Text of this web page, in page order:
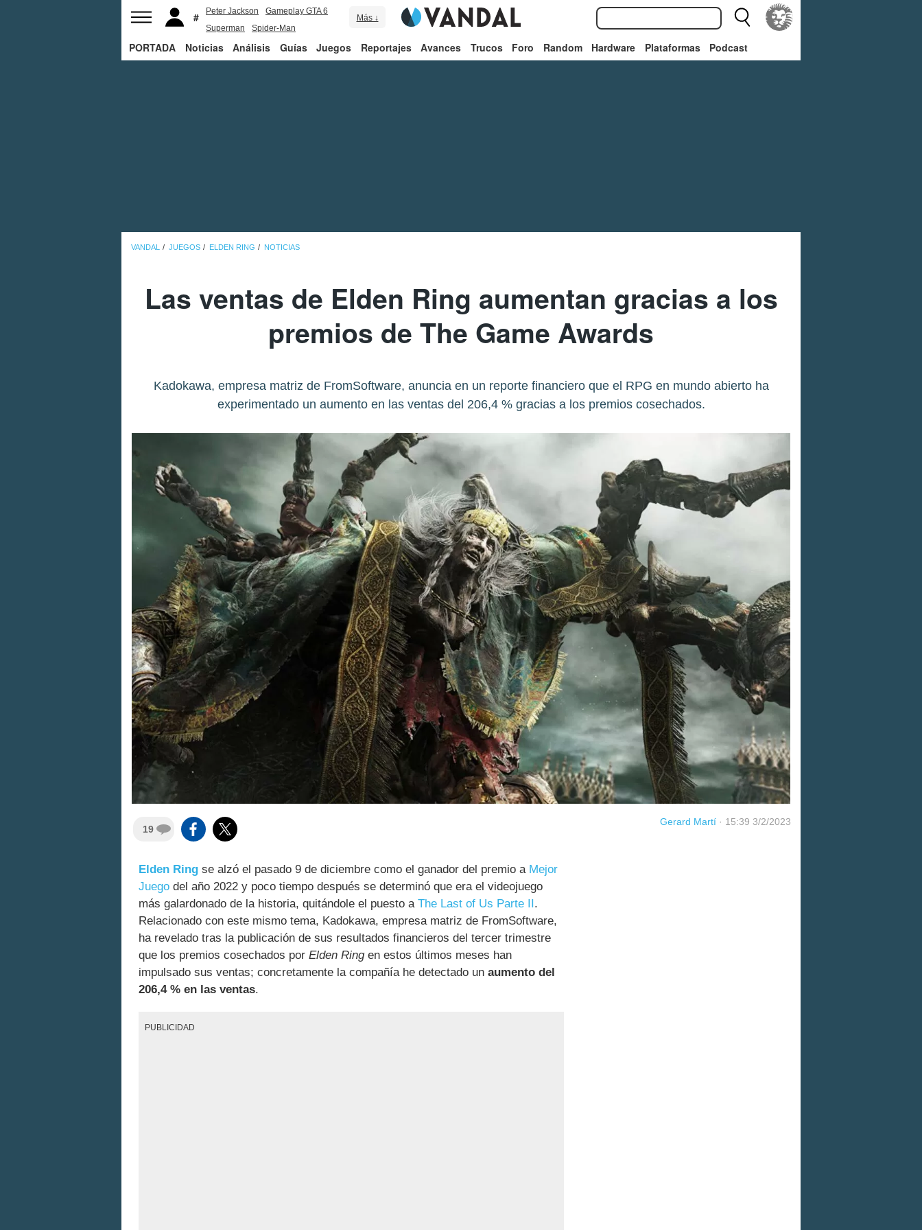
Peter Jackson
Gameplay GTA 6
Superman
Spider-Man
Más ↓
PORTADA Noticias Análisis Guías Juegos Reportajes Avances Trucos Foro Random Hardware Plataformas Podcast
VANDAL JUEGOS ELDEN RING NOTICIAS
Las ventas de Elden Ring aumentan gracias a los
premios de The Game Awards
Kadokawa, empresa matriz de FromSoftware, anuncia en un reporte financiero que el RPG en mundo abierto ha
experimentado un aumento en las ventas del 206,4 % gracias a los premios cosechados.
19
Gerard Martí · 15:39 3/2/2023
Elden Ring se alzó el pasado 9 de diciembre como el ganador del premio a Mejor
Juego del año 2022 y poco tiempo después se determinó que era el videojuego
más galardonado de la historia, quitándole el puesto a The Last of Us Parte II .
Relacionado con este mismo tema, Kadokawa, empresa matriz de FromSoftware,
ha revelado tras la publicación de sus resultados financieros del tercer trimestre
que los premios cosechados por Elden Ringen estos últimos meses han
impulsado sus ventas; concretamente la compañía he detectado un aumento del
206,4 % en las ventas.
PUBLICIDAD